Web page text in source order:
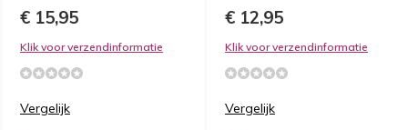
€ 15,95
Klik voor verzendinformatie
Vergelijk
€ 12,95
Klik voor verzendinformatie
Vergelijk